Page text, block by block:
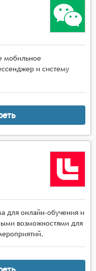
мобильное
и систему
для онлайн-обучения и
возможностями для